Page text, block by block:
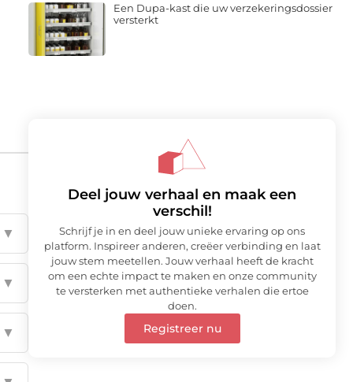
▼
▼
▼
Een Dupa-kast die uw verzekeringsdossier
versterkt
Deel jouw verhaal en maak een
verschil!
Schrijf je in en deel jouw unieke ervaring op ons
platform. Inspireer anderen, creëer verbinding en laat
jouw stem meetellen. Jouw verhaal heeft de kracht
om een echte impact te maken en onze community
te versterken met authentieke verhalen die ertoe
doen.
Registreer nu